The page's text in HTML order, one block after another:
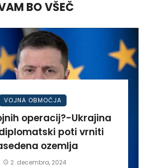
BO VŠEČ
VOJNA OBMOČJA
operacij?-Ukrajina
poti vrniti
ozemlja
2. decembra, 2024